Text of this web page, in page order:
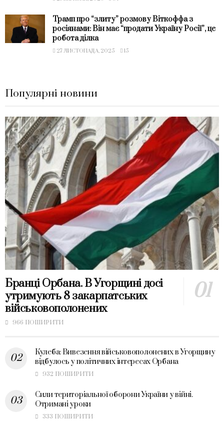
Трамп про “злиту” розмову Віткоффа з
росіянами: Він має “продати Україну Росії”, це
робота ділка
27 ЛИСТОПАДА, 2025 15
Популярні новини
Бранці Орбана. В Угорщині досі
утримують 8 закарпатських
військовополонених
966 ПОШИРИТИ
Кулеба: Вивезення військовополонених в Угорщину
відбулось у політичних інтересах Орбана
932 ПОШИРИТИ
Сили територіальної оборони України у війні.
Отримані уроки
333 ПОШИРИТИ